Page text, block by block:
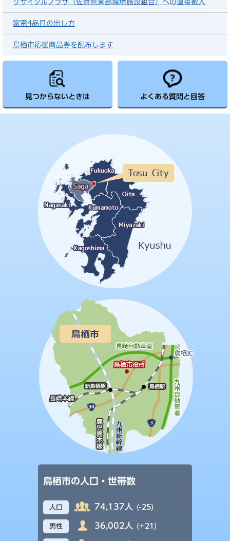
リサイクルプラザ（佐賀県東部環境施設組合）への直接搬入
家電4品目の出し方
鳥栖市応援商品券を配布します
見つからないときは よくある質問と回答
鳥栖市の人口・世帯数
人口 74,137人 (-25)
男性 36,002人 (+21)